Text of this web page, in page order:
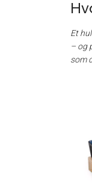
Et
– og
som